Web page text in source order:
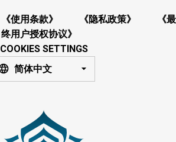
《使用条款》 《隐私政策》
《最
终用户授权协议》
COOKIES SETTINGS
简体中文